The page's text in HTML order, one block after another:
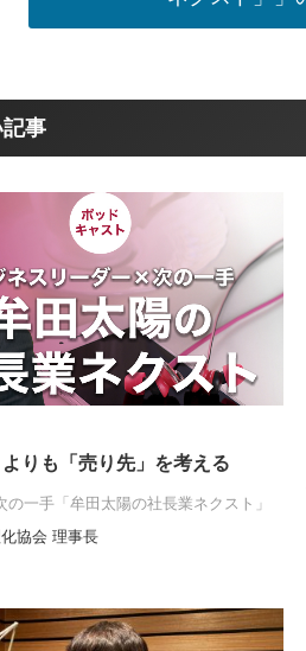
事
りも「売り先」を考える
の一手「牟田太陽の社長業ネクスト」
協会 理事長